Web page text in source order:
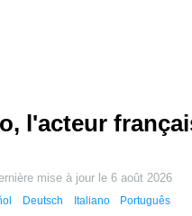
l'acteur
mise à jour le6 août 2026
Deutsch Italiano Português